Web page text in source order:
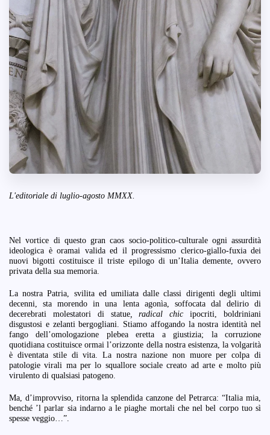
L'editoriale di luglio-agosto MMXX.
Nel vortice di questo gran caos socio-politico-culturale ogni assurdità
ideologica è oramai valida ed il progressismo clerico-giallo-fuxia dei
nuovi bigotti costituisce il triste epilogo di un’Italia demente, ovvero
privata della sua memoria.
La nostra Patria, svilita ed umiliata dalle classi dirigenti degli ultimi
decenni, sta morendo in una lenta agonìa, soffocata dal delirio di
decerebrati molestatori di statue, radical chic ipocriti, boldriniani
disgustosi e zelanti bergogliani. Stiamo affogando la nostra identità nel
fango dell’omologazione plebea eretta a giustizia; la corruzione
quotidiana costituisce ormai l’orizzonte della nostra esistenza, la volgarità
è diventata stile di vita. La nostra nazione non muore per colpa di
patologie virali ma per lo squallore sociale creato ad arte e molto più
virulento di qualsiasi patogeno.
Ma, d’improvviso, ritorna la splendida canzone del Petrarca: “Italia mia,
benché ’l parlar sia indarno a le piaghe mortali che nel bel corpo tuo sì
spesse veggio…”.